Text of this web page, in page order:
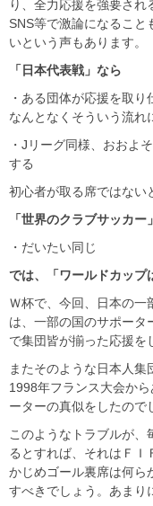
り、全力応援を強要さ
SNS等で激論になること
いという声もあります。
「日本代表戦」なら
・ある団体が応援を取り
なんとなくそういう流れ
・Jリーグ同様、おおよ
する
初心者が取る席ではない
「世界のクラブサッカー
・だいたい同じ
では、「ワールドカップ
Ｗ杯で、今回、日本の一
は、一部の国のサポータ
で集団皆が揃った応援を
またそのような日本人
1998年フランス大会か
ーターの真似をしたので
このようなトラブルが
るとすれば、それはＦＩ
かじめゴール裏席は何ら
すべきでしょう。あまり